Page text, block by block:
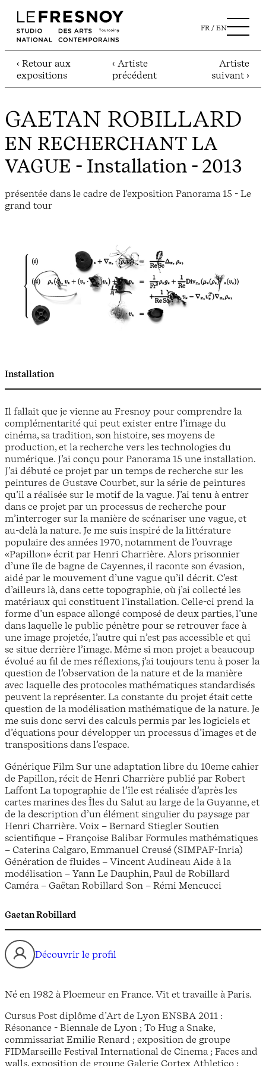
FR EN
‹ Retour aux
expositions
‹ Artiste
précédent
Artiste
suivant ›
GAETAN ROBILLARD
EN RECHERCHANT LA
VAGUE - Installation - 2013
présentée dans le cadre de l'exposition Panorama 15 - Le
grand tour
Installation
Il fallait que je vienne au Fresnoy pour comprendre la
complémentarité qui peut exister entre l’image du
cinéma, sa tradition, son histoire, ses moyens de
production, et la recherche vers les technologies du
numérique. J’ai conçu pour Panorama 15 une installation.
J’ai débuté ce projet par un temps de recherche sur les
peintures de Gustave Courbet, sur la série de peintures
qu’il a réalisée sur le motif de la vague. J’ai tenu à entrer
dans ce projet par un processus de recherche pour
m’interroger sur la manière de scénariser une vague, et
au-delà la nature. Je me suis inspiré de la littérature
populaire des années 1970, notamment de l’ouvrage
«Papillon» écrit par Henri Charrière. Alors prisonnier
d’une île de bagne de Cayennes, il raconte son évasion,
aidé par le mouvement d’une vague qu’il décrit. C’est
d’ailleurs là, dans cette topographie, où j’ai collecté les
matériaux qui constituent l’installation. Celle-ci prend la
forme d’un espace allongé composé de deux parties, l’une
dans laquelle le public pénètre pour se retrouver face à
une image projetée, l’autre qui n’est pas accessible et qui
se situe derrière l’image. Même si mon projet a beaucoup
évolué au fil de mes réflexions, j’ai toujours tenu à poser la
question de l’observation de la nature et de la manière
avec laquelle des protocoles mathématiques standardisés
peuvent la représenter. La constante du projet était cette
question de la modélisation mathématique de la nature. Je
me suis donc servi des calculs permis par les logiciels et
d’équations pour développer un processus d’images et de
transpositions dans l’espace.
Générique Film Sur une adaptation libre du 10eme cahier
de Papillon, récit de Henri Charrière publié par Robert
Laffont La topographie de l’île est réalisée d’après les
cartes marines des Îles du Salut au large de la Guyanne, et
de la description d’un élément singulier du paysage par
Henri Charrière. Voix – Bernard Stiegler Soutien
scientifique – Françoise Balibar Formules mathématiques
– Caterina Calgaro, Emmanuel Creusé (SIMPAF-Inria)
Génération de fluides – Vincent Audineau Aide à la
modélisation – Yann Le Dauphin, Paul de Robillard
Caméra – Gaëtan Robillard Son – Rémi Mencucci
Gaetan Robillard
Découvrir le profil
Né en 1982 à Ploemeur en France. Vit et travaille à Paris.
Cursus Post diplôme d’Art de Lyon ENSBA 2011 :
Résonance - Biennale de Lyon ; To Hug a Snake,
commissariat Emilie Renard ; exposition de groupe
FIDMarseille Festival International de Cinema ; Faces and
walls, exposition de groupe Galerie Cortex Athletico ;